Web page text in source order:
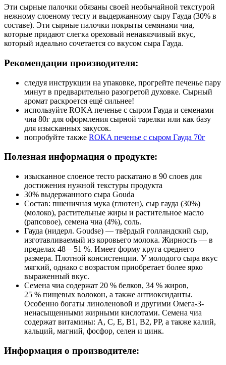
Эти сырные палочки обязаны своей необычайной текстурой
нежному слоеному тесту и выдержанному сыру Гауда (30% в
составе). Эти сырные палочки покрыты семянами чиа,
которые придают слегка ореховый ненавязчивый вкус,
который идеально сочетается со вкусом сыра Гауда.
Рекомендации производителя:
следуя инструкции на упаковке, прогрейте печенье пару
минут в предварительно разогретой духовке. Сырный
аромат раскроется ещё сильнее!
используйте ROKA печенье с сыром Гауда и семенами
чиа 80г для оформления сырной тарелки или как базу
для изысканных закусок.
попробуйте также ROKA печенье с сыром Гауда 70г
Полезная информация о продукте:
изысканное слоеное тесто раскатано в 90 слоев для
достижения нужной текстуры продукта
30% выдержанного сыра Gouda
Состав: пшеничная мука (глютен), сыр гауда (30%)
(молоко), растительные жиры и растительное масло
(рапсовое), семена чиа (4%), соль.
Гауда (нидерл. Goudse) — твёрдый голландский сыр,
изготавливаемый из коровьего молока. Жирность — в
пределах 48—51 %. Имеет форму круга среднего
размера. Плотной консистенции. У молодого сыра вкус
мягкий, однако с возрастом приобретает более ярко
выраженный вкус.
Семена чиа содержат 20 % белков, 34 % жиров,
25 % пищевых волокон, а также антиоксиданты.
Особенно богаты линоленовой и другими Омега-3-
ненасыщенными жирными кислотами. Семена чиа
содержат витамины: А, С, Е, В1, В2, РР, а также калий,
кальций, магний, фосфор, селен и цинк.
Информация о производителе: